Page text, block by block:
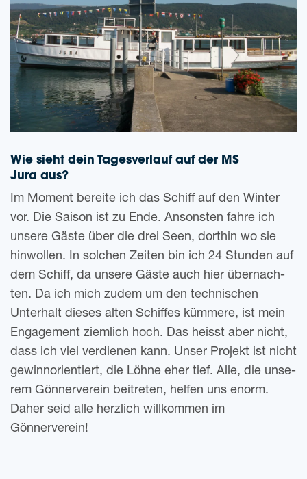
Wie sieht dein Tages­ver­lauf auf der MS
Jura aus?
Im Moment berei­te ich das Schiff auf den Win­ter
vor. Die Sai­son ist zu Ende. Ansons­ten fahre ich
unse­re Gäste über die drei Seen, dort­hin wo sie
hin­wol­len. In sol­chen Zei­ten bin ich 24 Stun­den auf
dem Schiff, da unse­re Gäste auch hier über­nach­
ten. Da ich mich zudem um den tech­ni­schen
Unter­halt die­ses alten Schif­fes küm­me­re, ist mein
Enga­ge­ment ziem­lich hoch. Das heisst aber nicht,
dass ich viel ver­die­nen kann. Unser Pro­jekt ist nicht
gewinn­ori­en­tiert, die Löhne eher tief. Alle, die unse­
rem Gön­ner­ver­ein bei­tre­ten, hel­fen uns enorm.
Daher seid alle herz­lich will­kom­men im
Gönnerverein!